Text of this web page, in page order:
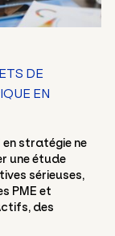
DE
EN
en stratégie ne
une étude
sérieuses,
PME et
des